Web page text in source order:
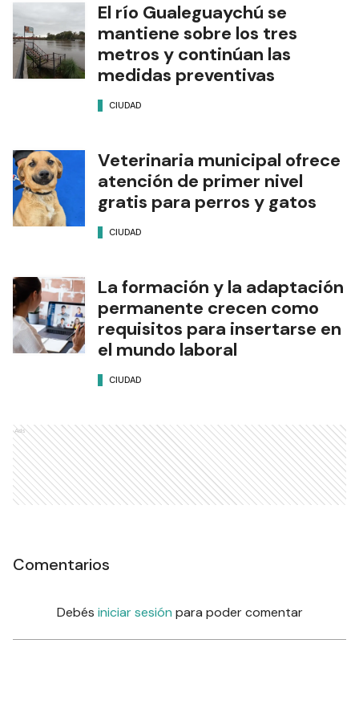
El río Gualeguaychú se
mantiene sobre los tres
metros y continúan las
medidas preventivas
CIUDAD
Veterinaria municipal ofrece
atención de primer nivel
gratis para perros y gatos
CIUDAD
La formación y la adaptación
permanente crecen como
requisitos para insertarse en
el mundo laboral
CIUDAD
Ads
Comentarios
Debés iniciar sesión para poder comentar